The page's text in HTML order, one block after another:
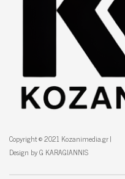
Copyright © 2021 Kozanimedia.gr |
Design by G KARAGIANNIS